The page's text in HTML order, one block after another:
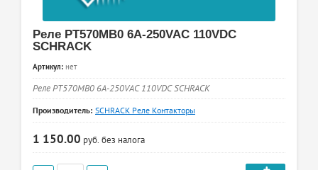
Реле PT570MB0 6A-250VAC 110VDC
SCHRACK
Артикул: нет
Реле PT570MB0 6A-250VAC 110VDC SCHRACK
Производитель: SCHRACK Реле Контакторы
1 150.00 руб. без налога